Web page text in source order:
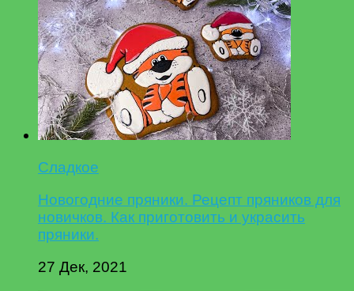
Сладкое
Новогодние пряники. Рецепт пряников для
новичков. Как приготовить и украсить
пряники.
27 Дек, 2021